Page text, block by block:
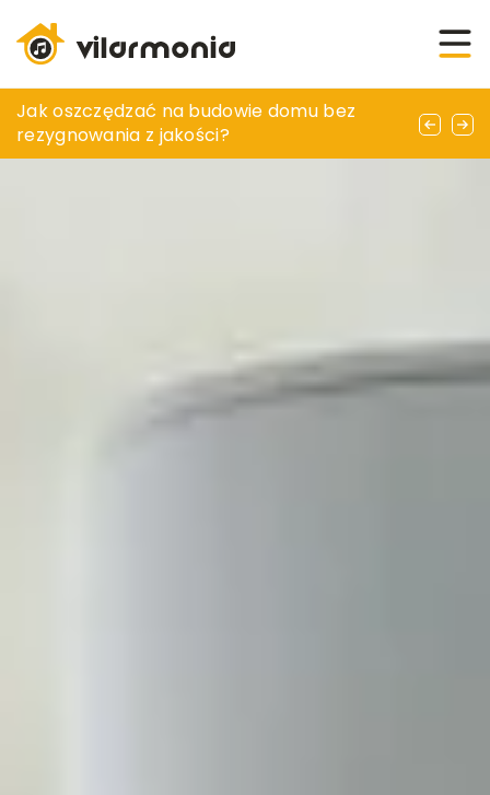
Jak zakupić jednokomorowy zlew do kuchni
wykonany z trwałych materiałów?
Jak oszczędzać na budowie domu bez
rezygnowania z jakości?
Jak wybrać idealne łóżko kontynentalne do
małej sypialni